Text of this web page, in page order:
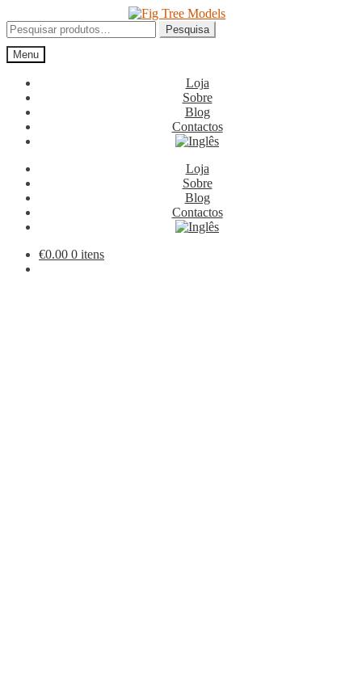
para
a
navegação
para
o
conteúdo
Pesquisar
por:
Pesquisa
Menu
Loja
Sobre
Blog
Contactos
Loja
Sobre
Blog
Contactos
€0.00 0 itens